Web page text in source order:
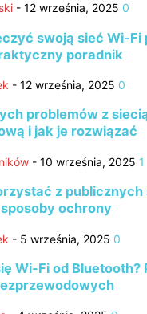
- 12 września, 2025 0
swoją sieć Wi-Fi
poradnik
- 12 września, 2025 0
problemów z
i jak je rozwiązać
- 10 września, 2025 1
z publicznych
ochrony
- 5 września, 2025 0
Wi-Fi od Bluetooth?